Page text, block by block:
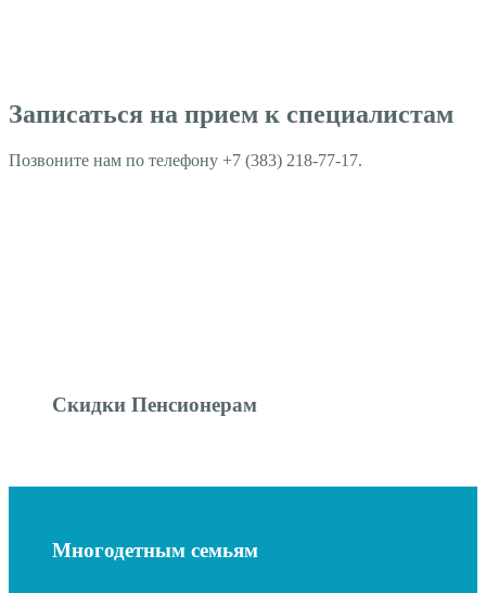
Записаться на прием к специалистам
Позвоните нам по телефону +7 (383) 218-77-17.
Скидки Пенсионерам
Многодетным семьям